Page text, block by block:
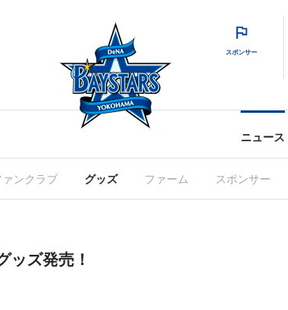
スポンサー
ニュース
ァンクラブ グッズ ファーム スポンサー
ッズ発売！